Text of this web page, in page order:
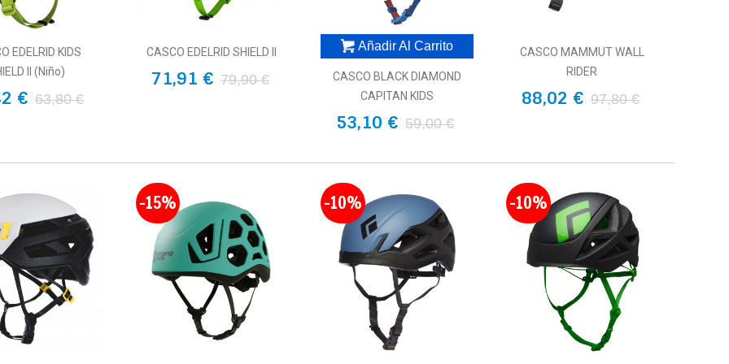
EDELRID KIDS
II (niño)
€ 63,80 €
CASCO EDELRID SHIELD II
71,91 € 79,90 €
Añadir Al Carrito
CASCO BLACK DIAMOND
CAPITAN KIDS
53,10 € 59,00 €
CASCO MAMMUT WALL
RIDER
88,02 € 97,80 €
-15% -10% -10%